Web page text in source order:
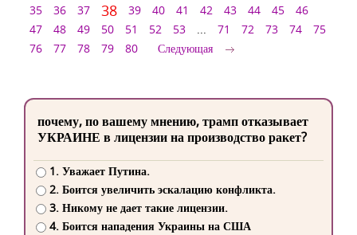
35
36 37 38 39 40 41 42 43 44 45
46
47
48 49 50 51 52 53 ... 71 72 73 74
75
76
77 78 79 80 Следующая
почему, по вашему мнению, трамп отказывает
УКРАИНЕ в лицензии на производство ракет?
1. Уважает Путина.
2. Боится увеличить эскалацию конфликта.
3. Никому не дает такие лицензии.
4. Боится нападения Украины на США